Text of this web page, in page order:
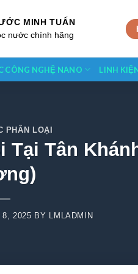
MINH TUẤN
nước chính hãng
CÔNG NGHỆ NANO LINH
PHÂN LOẠI
Tân
8, 2025 BY LMLADMIN